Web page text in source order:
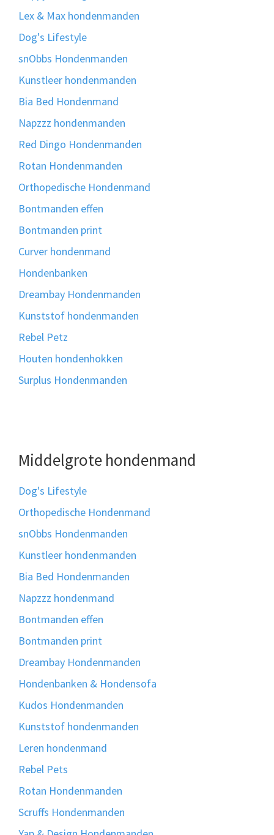
Lex & Max hondenmanden
Dog's Lifestyle
snObbs Hondenmanden
Kunstleer hondenmanden
Bia Bed Hondenmand
Napzzz hondenmanden
Red Dingo Hondenmanden
Rotan Hondenmanden
Orthopedische Hondenmand
Bontmanden effen
Bontmanden print
Curver hondenmand
Hondenbanken
Dreambay Hondenmanden
Kunststof hondenmanden
Rebel Petz
Houten hondenhokken
Surplus Hondenmanden
Middelgrote hondenmand
Dog's Lifestyle
Orthopedische Hondenmand
snObbs Hondenmanden
Kunstleer hondenmanden
Bia Bed Hondenmanden
Napzzz hondenmand
Bontmanden effen
Bontmanden print
Dreambay Hondenmanden
Hondenbanken & Hondensofa
Kudos Hondenmanden
Kunststof hondenmanden
Leren hondenmand
Rebel Pets
Rotan Hondenmanden
Scruffs Hondenmanden